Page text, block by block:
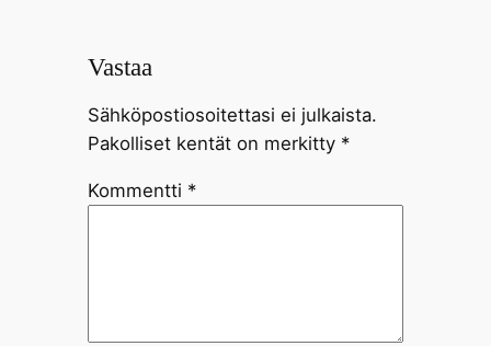
Vastaa
Sähköpostiosoitettasi ei julkaista.
Pakolliset kentät on merkitty *
Kommentti *